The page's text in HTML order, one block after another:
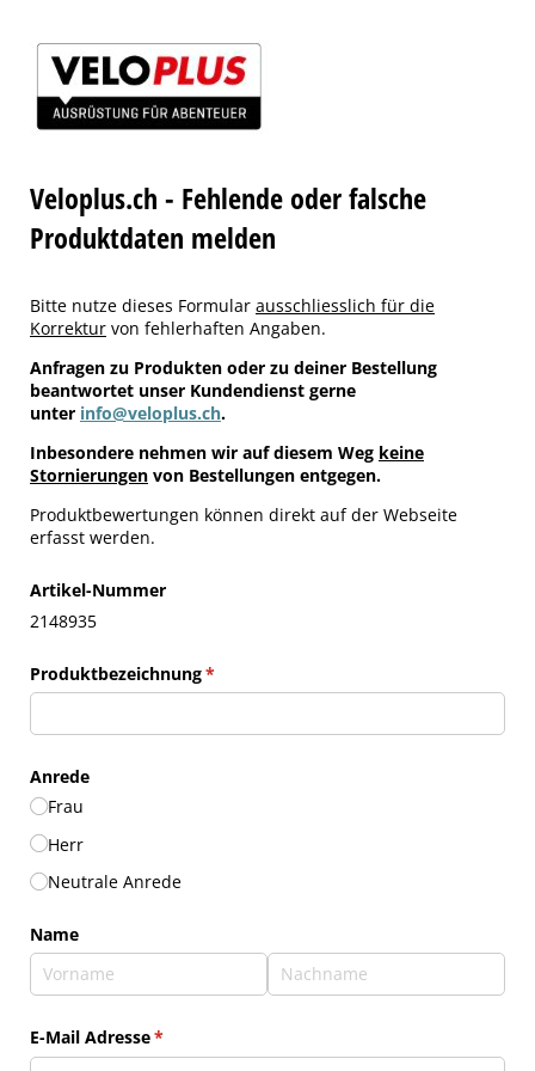
Veloplus.ch - Fehlende oder falsche
Produktdaten melden
Bitte nutze dieses Formular ausschliesslich für die
Korrektur von fehlerhaften Angaben.
Anfragen zu Produkten oder zu deiner Bestellung
beantwortet unser Kundendienst gerne
unter info@veloplus.ch.
Inbesondere nehmen wir auf diesem Weg keine
Stornierungen von Bestellungen entgegen.
Produktbewertungen können direkt auf der Webseite
erfasst werden.
Artikel-Nummer
2148935
Produktbezeichnung*
(erforderlich)
Anrede
Frau
Herr
Neutrale Anrede
Name
E-Mail Adresse*
(erforderlich)